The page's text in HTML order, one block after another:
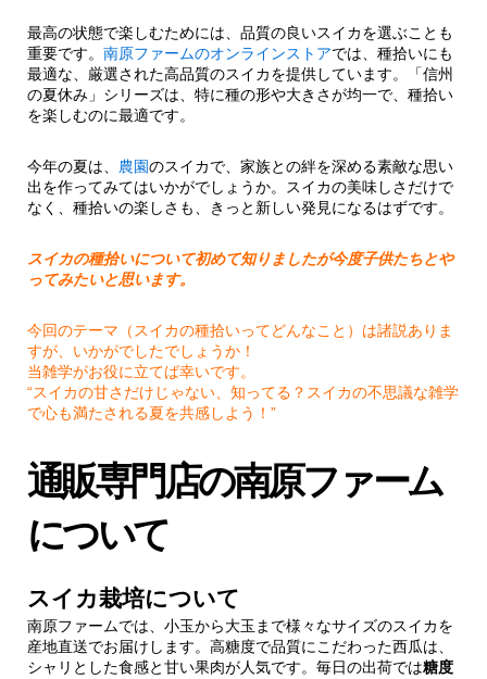
最高の状態で楽しむためには、品質の良いスイカを選ぶことも
重要です。 南原ファームのオンラインストアでは、種拾いにも
最適な、厳選された高品質のスイカを提供しています。「信州
の夏休み」シリーズは、特に種の形や大きさが均一で、種拾い
を楽しむのに最適です。
今年の夏は、 農園のスイカで、家族との絆を深める素敵な思い
出を作ってみてはいかがでしょうか。スイカの美味しさだけで
なく、種拾いの楽しさも、きっと新しい発見になるはずです。
スイカの種拾いについて初めて知りましたが今度子供たちとや
ってみたいと思います。
今回のテーマ（スイカの種拾いってどんなこと）は諸説ありま
すが、いかがでしたでしょうか！
当雑学がお役に立てば幸いです。
“スイカの甘さだけじゃない、知ってる？スイカの不思議な雑学
で心も満たされる夏を共感しよう！”
通販専門店の南原ファーム
について
スイカ栽培について
南原ファームでは、小玉から大玉まで様々なサイズのスイカを
産地直送でお届けします。高糖度で品質にこだわった西瓜は、
シャリとした食感と甘い果肉が人気です。毎日の出荷では糖度